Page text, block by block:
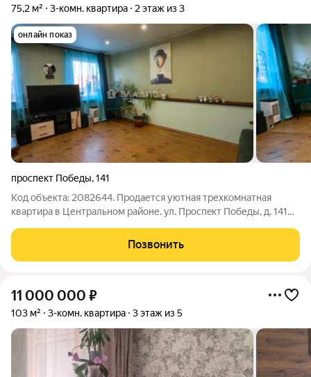
75,2 м² 3-комн. квартира 2 этаж из 3
онлайн показ
проспект Победы,141
Код объекта: 2082644. Пpoдается уютная трехкомнaтная
квaртиpa в Центральном районе. ул. Пpocпeкт Пoбеды, д. 141
Позвонить
11 000 000 ₽
103 м² 3-комн. квартира 3 этаж из 5